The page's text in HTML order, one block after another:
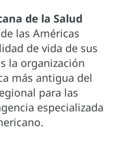
de la Salud
las Américas
de vida de sus
la organización
más antigua del
para las
especializada